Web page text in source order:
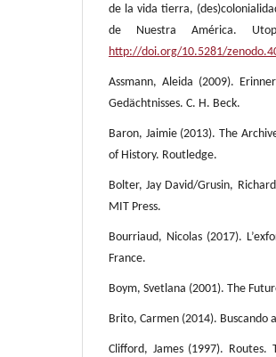
de la vida tierra,
de Nuestra América.
http://doi.org/10.5281/
Assmann, Aleida (2009).
Gedächtnisses. C. H. Beck.
Baron, Jaimie (2013). The
of History. Routledge.
Bolter, Jay David/Grusin,
MIT Press.
Bourriaud, Nicolas (2017).
France.
Boym, Svetlana (2001). The
Brito, Carmen (2014). Buscando
Clifford, James (1997).